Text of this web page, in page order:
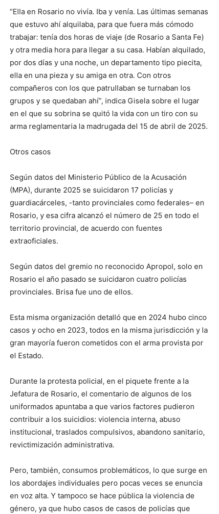
“Ella en Rosario no vivía. Iba y venía. Las últimas semanas
que estuvo ahí alquilaba, para que fuera más cómodo
trabajar: tenía dos horas de viaje (de Rosario a Santa Fe)
y otra media hora para llegar a su casa. Habían alquilado,
por dos días y una noche, un departamento tipo piecita,
ella en una pieza y su amiga en otra. Con otros
compañeros con los que patrullaban se turnaban los
grupos y se quedaban ahí”, indica Gisela sobre el lugar
en el que su sobrina se quitó la vida con un tiro con su
arma reglamentaria la madrugada del 15 de abril de 2025.
Otros casos
Según datos del Ministerio Público de la Acusación
(MPA), durante 2025 se suicidaron 17 policías y
guardiacárceles, -tanto provinciales como federales– en
Rosario, y esa cifra alcanzó el número de 25 en todo el
territorio provincial, de acuerdo con fuentes
extraoficiales.
Según datos del gremio no reconocido Apropol, solo en
Rosario el año pasado se suicidaron cuatro policías
provinciales. Brisa fue uno de ellos.
Esta misma organización detalló que en 2024 hubo cinco
casos y ocho en 2023, todos en la misma jurisdicción y la
gran mayoría fueron cometidos con el arma provista por
el Estado.
Durante la protesta policial, en el piquete frente a la
Jefatura de Rosario, el comentario de algunos de los
uniformados apuntaba a que varios factores pudieron
contribuir a los suicidios: violencia interna, abuso
institucional, traslados compulsivos, abandono sanitario,
revictimización administrativa.
Pero, también, consumos problemáticos, lo que surge en
los abordajes individuales pero pocas veces se enuncia
en voz alta. Y tampoco se hace pública la violencia de
género, ya que hubo casos de casos de policías que